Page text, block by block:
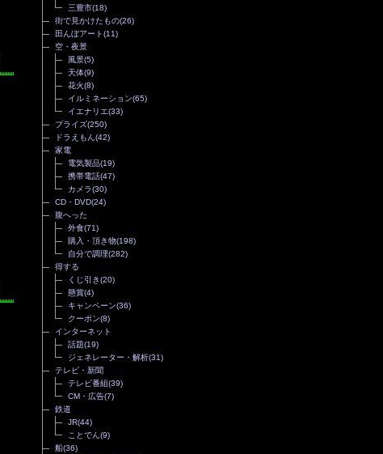
三豊市(18)
街で見かけたもの(26)
田んぼアート(11)
空・夜景
風景(5)
天体(9)
花火(8)
イルミネーション(65)
イエナリエ(33)
プライズ(250)
ドラえもん(42)
家電
電気製品(19)
携帯電話(47)
カメラ(30)
CD・DVD(24)
腹へった
外食(71)
購入・頂き物(198)
自分で調理(282)
得する
くじ引き(20)
懸賞(4)
キャンペーン(36)
クーポン(8)
インターネット
話題(19)
ジェネレーター・解析(31)
テレビ・新聞
テレビ番組(39)
CM・広告(7)
鉄道
JR(44)
ことでん(9)
船(36)